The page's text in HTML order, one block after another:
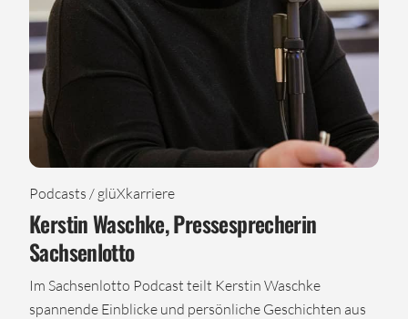
Podcasts / glüXkarriere
Kerstin Waschke, Pressesprecherin
Sachsenlotto
Im Sachsenlotto Podcast teilt Kerstin Waschke
spannende Einblicke und persönliche Geschichten aus